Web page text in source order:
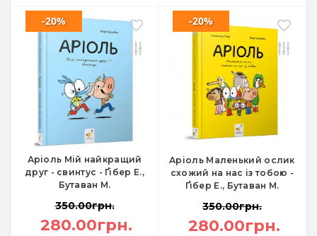
Аріоль Мій найкращий
друг - свинтус - Ґібер Е.,
Бутаван М.
-20%
350.00грн.
280.00грн.
Аріоль Маленький ослик
схожий на нас із тобою -
Ґібер Е., Бутаван М.
-20%
350.00грн.
280.00грн.